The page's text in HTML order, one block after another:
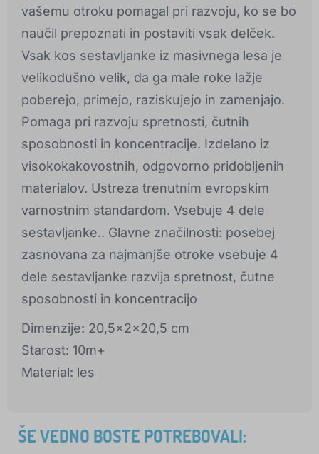
vašemu otroku pomagal pri razvoju, ko se bo
naučil prepoznati in postaviti vsak delček.
Vsak kos sestavljanke iz masivnega lesa je
velikodušno velik, da ga male roke lažje
poberejo, primejo, raziskujejo in zamenjajo.
Pomaga pri razvoju spretnosti, čutnih
sposobnosti in koncentracije. Izdelano iz
visokokakovostnih, odgovorno pridobljenih
materialov. Ustreza trenutnim evropskim
varnostnim standardom. Vsebuje 4 dele
sestavljanke.. Glavne značilnosti: posebej
zasnovana za najmanjše otroke vsebuje 4
dele sestavljanke razvija spretnost, čutne
sposobnosti in koncentracijo
Dimenzije: 20,5x2x20,5 cm
Starost: 10m+
Material: les
ŠE VEDNO BOSTE POTREBOVALI: